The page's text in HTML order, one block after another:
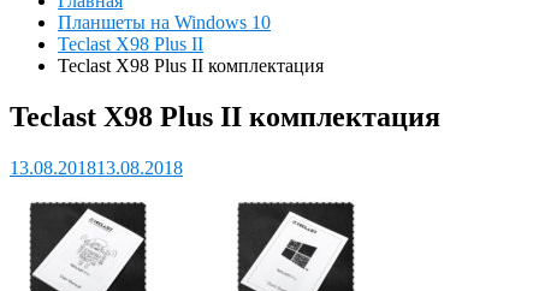
Планшеты на Windows 10
Teclast X98 Plus II
Teclast X98 Plus II комплектация
Teclast X98 Plus II комплектация
13.08.201813.08.2018